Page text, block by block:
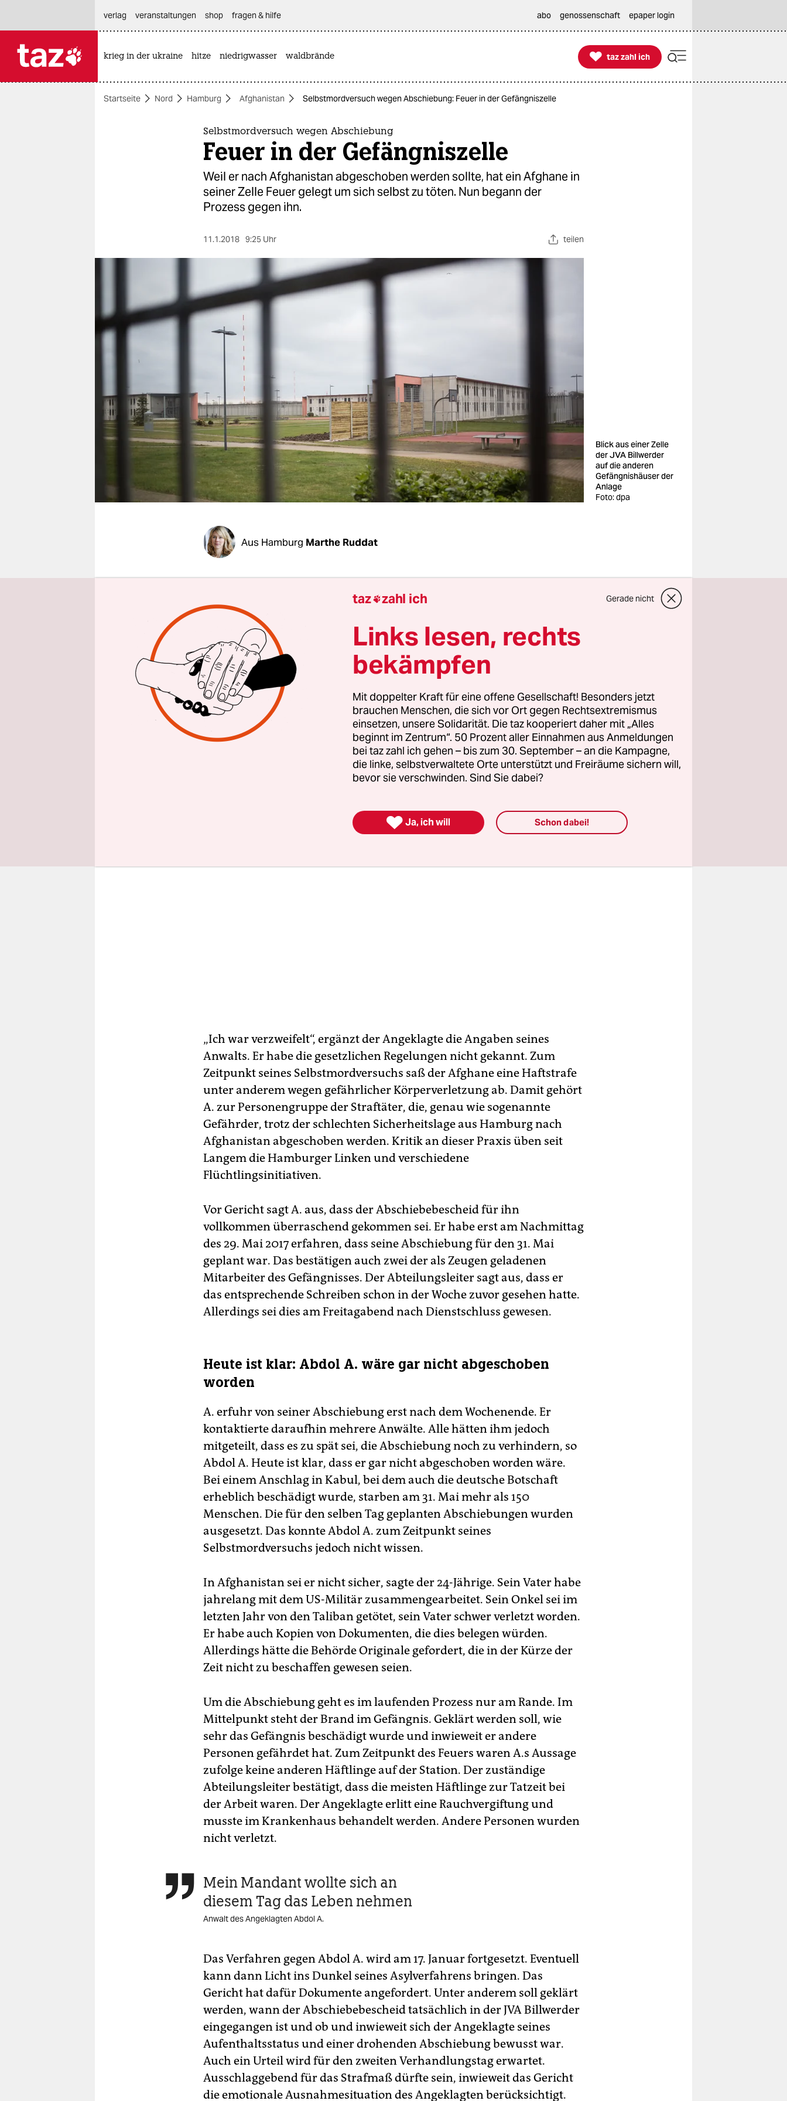
themen
wahrheit
shop
fragen & hilfe
unterstützen
genossenschaft
verlag
veranstaltungen shop fragen & hilfe abo genossenschaft epaper login
krieg in der ukraine hitze niedrigwasser waldbrände 
taz zahl ich
taz zahl ich
Startseite Nord Hamburg Afghanistan Selbstmordversuch wegen Abschiebung: Feuer in der Gefängniszelle
Selbstmordversuch wegen Abschiebung
Feuer in der Gefängniszelle
Weil er nach Afghanistan abgeschoben werden sollte, hat ein Afghane in
seiner Zelle Feuer gelegt um sich selbst zu töten. Nun begann der
Prozess gegen ihn.
11.1.2018 9:25 Uhr teilen
Blick aus einer Zelle
der JVA Billwerder
auf die anderen
Gefängnishäuser der
Anlage
Foto: dpa
Aus Hamburg Marthe Ruddat
„Mein Mandant wollte sich an diesem Tag das Leben nehmen. Er hat
nur kurz zuvor erfahren, dass er am nächsten Tag nach Afghanistan
abgeschoben werden soll.“ Der Verteidiger des 24-jährigen
Angeklagten gibt zu Beginn des ersten Verhandlungstages ein
mündliches Statement ab. Sein Mandant habe aus einer Notsituation
heraus gehandelt, so der Anwalt.
Abdol A. trank im Mai 2017 zunächst Reinigungsmittel. Dann zündete
er die Matratze und Bettwäsche seiner Zelle in der
Justizvollzugsanstalt Billwerder mit einem Feuerzeug an. Am Mittwoch
stand er wegen Brandstiftung, gefährlicher Körperverletzung und
Sachbeschädigung vor dem Bergedorfer Amtsgericht. Abdol A. drohen
„Ich war verzweifelt“, ergänzt der Angeklagte die Angaben seines
Anwalts. Er habe die gesetzlichen Regelungen nicht gekannt. Zum
Zeitpunkt seines Selbstmordversuchs saß der Afghane eine Haftstrafe
unter anderem wegen gefährlicher Körperverletzung ab. Damit gehört
A. zur Personengruppe der Straftäter, die, genau wie sogenannte
Gefährder, trotz der schlechten Sicherheitslage aus Hamburg nach
Afghanistan abgeschoben werden. Kritik an dieser Praxis üben seit
Langem die Hamburger Linken und verschiedene
Flüchtlingsinitiativen.
Vor Gericht sagt A. aus, dass der Abschiebebescheid für ihn
vollkommen überraschend gekommen sei. Er habe erst am Nachmittag
des 29. Mai 2017 erfahren, dass seine Abschiebung für den 31. Mai
geplant war. Das bestätigen auch zwei der als Zeugen geladenen
Mitarbeiter des Gefängnisses. Der Abteilungsleiter sagt aus, dass er
das entsprechende Schreiben schon in der Woche zuvor gesehen hatte.
Allerdings sei dies am Freitagabend nach Dienstschluss gewesen.
Heute ist klar: Abdol A. wäre gar nicht abgeschoben
worden
A. erfuhr von seiner Abschiebung erst nach dem Wochenende. Er
kontaktierte daraufhin mehrere Anwälte. Alle hätten ihm jedoch
mitgeteilt, dass es zu spät sei, die Abschiebung noch zu verhindern, so
Abdol A. Heute ist klar, dass er gar nicht abgeschoben worden wäre.
Bei einem Anschlag in Kabul, bei dem auch die deutsche Botschaft
erheblich beschädigt wurde, starben am 31. Mai mehr als 150
Menschen. Die für den selben Tag geplanten Abschiebungen wurden
ausgesetzt. Das konnte Abdol A. zum Zeitpunkt seines
Selbstmordversuchs jedoch nicht wissen.
In Afghanistan sei er nicht sicher, sagte der 24-Jährige. Sein Vater habe
jahrelang mit dem US-Militär zusammengearbeitet. Sein Onkel sei im
letzten Jahr von den Taliban getötet, sein Vater schwer verletzt worden.
Er habe auch Kopien von Dokumenten, die dies belegen würden.
Allerdings hätte die Behörde Originale gefordert, die in der Kürze der
Zeit nicht zu beschaffen gewesen seien.
Um die Abschiebung geht es im laufenden Prozess nur am Rande. Im
Mittelpunkt steht der Brand im Gefängnis. Geklärt werden soll, wie
sehr das Gefängnis beschädigt wurde und inwieweit er andere
Personen gefährdet hat. Zum Zeitpunkt des Feuers waren A.s Aussage
zufolge keine anderen Häftlinge auf der Station. Der zuständige
Abteilungsleiter bestätigt, dass die meisten Häftlinge zur Tatzeit bei
der Arbeit waren. Der Angeklagte erlitt eine Rauchvergiftung und
musste im Krankenhaus behandelt werden. Andere Personen wurden
nicht verletzt.
 Mein Mandant wollte sich an
diesem Tag das Leben nehmen
Anwalt des Angeklagten Abdol A.
Das Verfahren gegen Abdol A. wird am 17. Januar fortgesetzt. Eventuell
kann dann Licht ins Dunkel seines Asylverfahrens bringen. Das
Gericht hat dafür Dokumente angefordert. Unter anderem soll geklärt
werden, wann der Abschiebebescheid tatsächlich in der JVA Billwerder
eingegangen ist und ob und inwieweit sich der Angeklagte seines
Aufenthaltsstatus und einer drohenden Abschiebung bewusst war.
Auch ein Urteil wird für den zweiten Verhandlungstag erwartet.
Ausschlaggebend für das Strafmaß dürfte sein, inwieweit das Gericht
die emotionale Ausnahmesituation des Angeklagten berücksichtigt.
taz zahl ich Gerade nicht
Links lesen, rechts
bekämpfen
Mit doppelter Kraft für eine offene Gesellschaft! Besonders jetzt
brauchen Menschen, die sich vor Ort gegen Rechtsextremismus
einsetzen, unsere Solidarität. Die taz kooperiert daher mit „Alles
beginnt im Zentrum“. 50 Prozent aller Einnahmen aus Anmeldungen
bei taz zahl ich gehen – bis zum 30. September – an die Kampagne,
die linke, selbstverwaltete Orte unterstützt und Freiräume sichern will,
bevor sie verschwinden. Sind Sie dabei?
 Ja, ich will Schon dabei!